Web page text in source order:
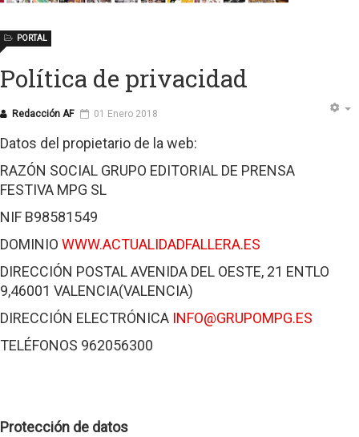
Política de privacidad
Redacción AF
PORTAL
01 Enero 2018
Datos del propietario de la web:
RAZÓN SOCIAL GRUPO EDITORIAL DE PRENSA
FESTIVA MPG SL
NIF B98581549
DOMINIO WWW.ACTUALIDADFALLERA.ES
DIRECCIÓN POSTAL AVENIDA DEL OESTE, 21 ENTLO
9,46001 VALENCIA(VALENCIA)
DIRECCIÓN ELECTRÓNICA INFO@GRUPOMPG.ES
TELÉFONOS 962056300
Protección de datos